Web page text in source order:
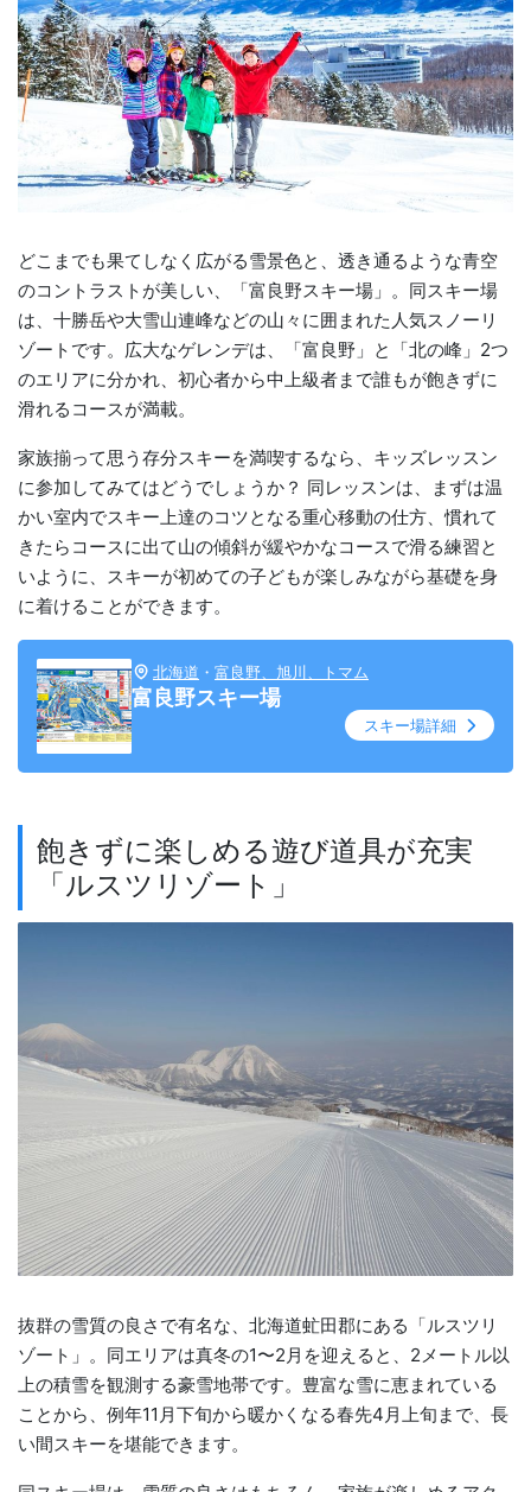
どこまでも果てしなく広がる雪景色と、透き通るような青空
のコントラストが美しい、「富良野スキー場」。同スキー場
は、十勝岳や大雪山連峰などの山々に囲まれた人気スノーリ
ゾートです。広大なゲレンデは、「富良野」と「北の峰」2つ
のエリアに分かれ、初心者から中上級者まで誰もが飽きずに
滑れるコースが満載。
家族揃って思う存分スキーを満喫するなら、キッズレッスン
に参加してみてはどうでしょうか？ 同レッスンは、まずは温
かい室内でスキー上達のコツとなる重心移動の仕方、慣れて
きたらコースに出て山の傾斜が緩やかなコースで滑る練習と
いように、スキーが初めての子どもが楽しみながら基礎を身
に着けることができます。
北海道 ・ 富良野、旭川、トマム
富良野スキー場
スキー場詳細
飽きずに楽しめる遊び道具が充実
「ルスツリゾート」
抜群の雪質の良さで有名な、北海道虻田郡にある「ルスツリ
ゾート」。同エリアは真冬の1〜2月を迎えると、2メートル以
上の積雪を観測する豪雪地帯です。豊富な雪に恵まれている
ことから、例年11月下旬から暖かくなる春先4月上旬まで、長
い間スキーを堪能できます。